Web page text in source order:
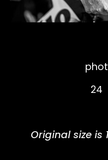
24
Original size is